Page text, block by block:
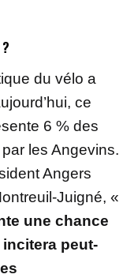
du vélo a
ce
6 % des
les Angevins.
Angers
Juigné, «
une chance
peut-